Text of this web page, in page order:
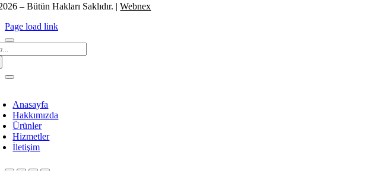
– Bütün Hakları Saklıdır. |Webnex
Page load link
Anasayfa
Hakkımızda
Ürünler
Hizmetler
İletişim